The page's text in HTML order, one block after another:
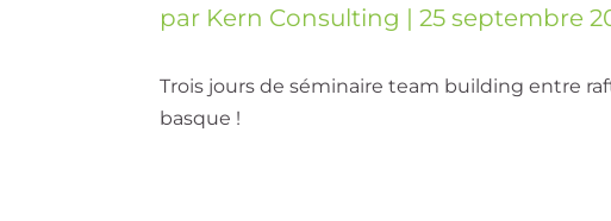
par Kern Consulting |25 septembre
Trois jours de séminaire team building entre
basque !